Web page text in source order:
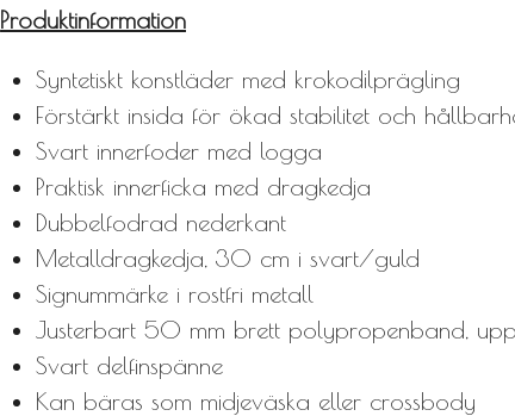
Produktinformation
Syntetiskt konstläder med krokodilprägling
Förstärkt insida för ökad stabilitet och
Svart innerfoder med logga
Praktisk innerficka med dragkedja
Dubbelfodrad nederkant
Metalldragkedja, 30 cm i svart/guld
Signummärke i rostfri metall
Justerbart 50 mm brett polypropenband,
Svart delfinspänne
Kan bäras som midjeväska eller crossbody